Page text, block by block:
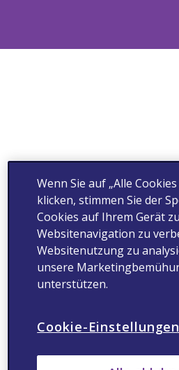
Wenn Sie auf „Alle
klicken, stimmen Sie der
Cookies auf Ihrem Gerät
Websitenavigation zu
Websitenutzung zu
unsere
unterstützen.
Cookie-Einstellungen